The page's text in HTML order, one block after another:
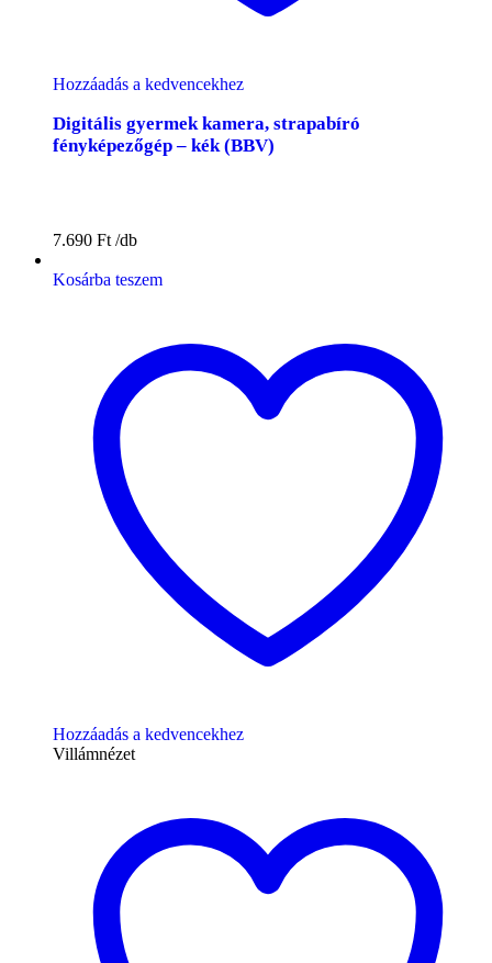
Hozzáadás a kedvencekhez
Digitális gyermek kamera, strapabíró
fényképezőgép – kék (BBV)
7.690 Ft
Kosárba teszem
Hozzáadás a kedvencekhez
Villámnézet